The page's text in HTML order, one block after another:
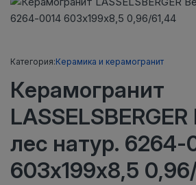
Категория:Керамика и керамогранит
Керамогранит
лес натур. 6264-
603х199х8,5